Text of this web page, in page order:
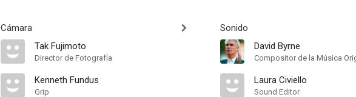
Cámara
Tak Fujimoto
Director de Fotografía
Kenneth Fundus
Grip
Sonido
David Byrne
Compositor de la Música
Laura Civiello
Sound Editor